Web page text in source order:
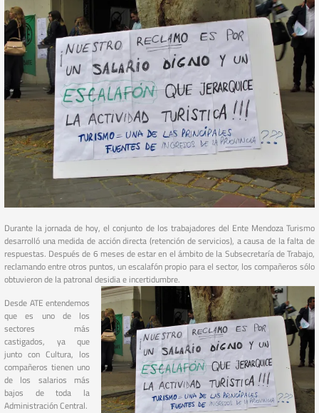
Durante la jornada de hoy, el conjunto de los trabajadores del Ente Mendoza Turismo
desarrolló una medida de acción directa (retención de servicios), a causa de la falta de
respuestas. Después de 6 meses de estar en el ámbito de la Subsecretaría de Trabajo,
reclamando entre otros puntos, un escalafón propio para el sector, los compañeros sólo
obtuvieron de la patronal desidia e incertidumbre.
Desde ATE entendemos
que es uno de los
sectores más
castigados, ya que
junto con Cultura, los
compañeros tienen uno
de los salarios más
bajos de toda la
Administración Central.